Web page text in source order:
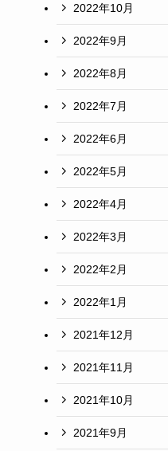
2022年10月
2022年9月
2022年8月
2022年7月
2022年6月
2022年5月
2022年4月
2022年3月
2022年2月
2022年1月
2021年12月
2021年11月
2021年10月
2021年9月